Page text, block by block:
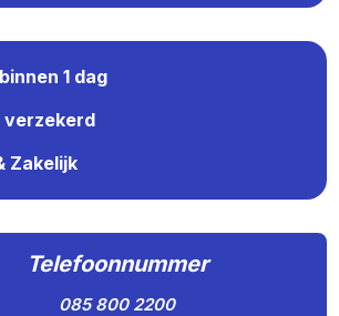
1 dag
verzekerd
Zakelijk
Telefoonnummer
085 800 2200